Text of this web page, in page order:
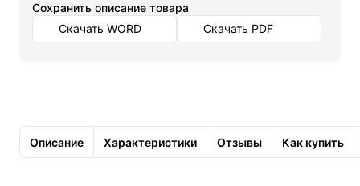
Cохранить описание товара
Скачать WORD
Скачать PDF
Описание Характеристики Отзывы Как купить